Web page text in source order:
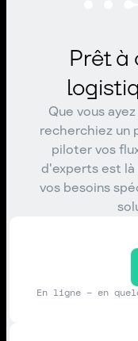
Prêt à
Que vous
recherchiez un
piloter vos
d'experts est là
vos besoins
En ligne – en